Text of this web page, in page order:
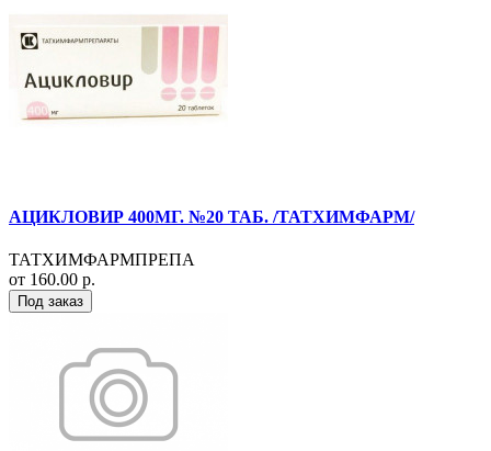
АЦИКЛОВИР 400МГ. №20 ТАБ. /ТАТХИМФАРМ/
ТАТХИМФАРМПРЕПА
от 160.00 р.
Под заказ